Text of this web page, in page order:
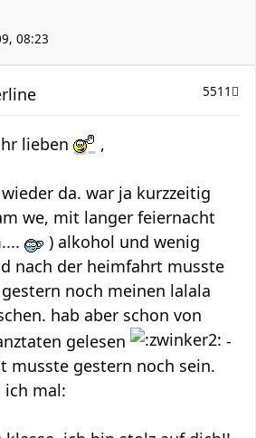
08:23
5511
lieben ,
da. war ja kurzzeitig
we, mit langer feiernacht
) alkohol und wenig
nach der heimfahrt musste
noch meinen lalala
hab aber schon von
gelesen
-
musste gestern noch sein.
ich mal: